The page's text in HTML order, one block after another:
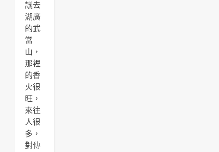
議去
湖廣
的武
當
山，
那裡
的香
火很
旺，
來往
人很
多，
對傳